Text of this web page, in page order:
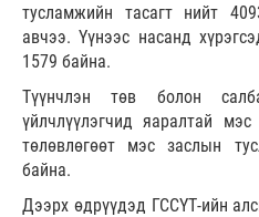
тусламжийн тасагт нийт
авчээ. Үүнээс насанд
1579 байна.
Түүнчлэн төв болон
үйлчлүүлэгчид яаралтай
төлөвлөгөөт мэс заслын
байна.
Дээрх өдрүүдэд ГССҮТ-ийн